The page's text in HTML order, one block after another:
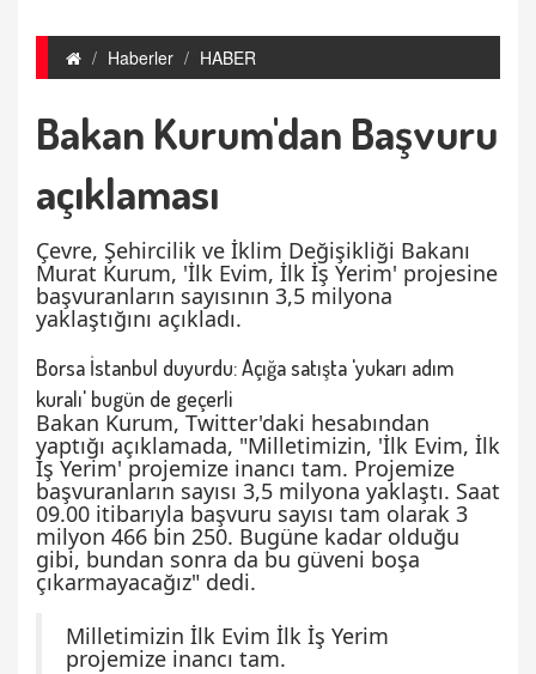
Haberler HABER
Bakan Kurum'dan Başvuru
açıklaması
Çevre, Şehircilik ve İklim Değişikliği Bakanı
Murat Kurum, 'İlk Evim, İlk İş Yerim' projesine
başvuranların sayısının 3,5 milyona
yaklaştığını açıkladı.
Borsa İstanbul duyurdu: Açığa satışta 'yukarı adım
kuralı' bugün de geçerli
Bakan Kurum, Twitter'daki hesabından
yaptığı açıklamada, "Milletimizin, 'İlk Evim, İlk
İş Yerim' projemize inancı tam. Projemize
başvuranların sayısı 3,5 milyona yaklaştı. Saat
09.00 itibarıyla başvuru sayısı tam olarak 3
milyon 466 bin 250. Bugüne kadar olduğu
gibi, bundan sonra da bu güveni boşa
çıkarmayacağız" dedi.
Milletimizin İlk Evim İlk İş Yerim
projemize inancı tam.